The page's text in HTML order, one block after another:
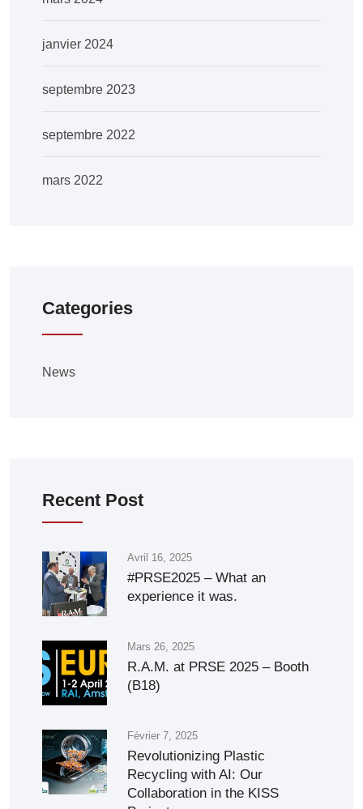
janvier 2024
septembre 2023
septembre 2022
mars 2022
Categories
News
Recent Post
Avril 16, 2025
#PRSE2025 – What an
experience it was.
Mars 26, 2025
R.A.M. at PRSE 2025 – Booth
(B18)
Février 7, 2025
Revolutionizing Plastic
Recycling with AI: Our
Collaboration in the KISS